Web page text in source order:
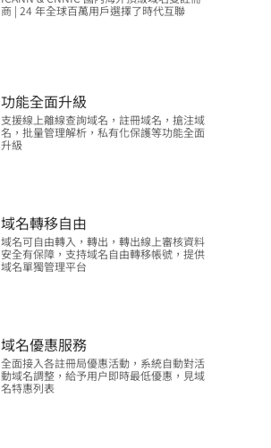
商 | 24 年全球百萬用戶選擇了時代互聯
功能全面升級
支援線上離線查詢域名，註冊域名，搶注域
名，批量管理解析，私有化保護等功能全面
升級
域名轉移自由
域名可自由轉入，轉出，轉出線上審核資料
安全有保障，支持域名自由轉移帳號，提供
域名單獨管理平台
域名優惠服務
全面接入各註冊局優惠活動，系統自動對活
動域名調整，給予用户即時最低優惠，見域
名特惠列表